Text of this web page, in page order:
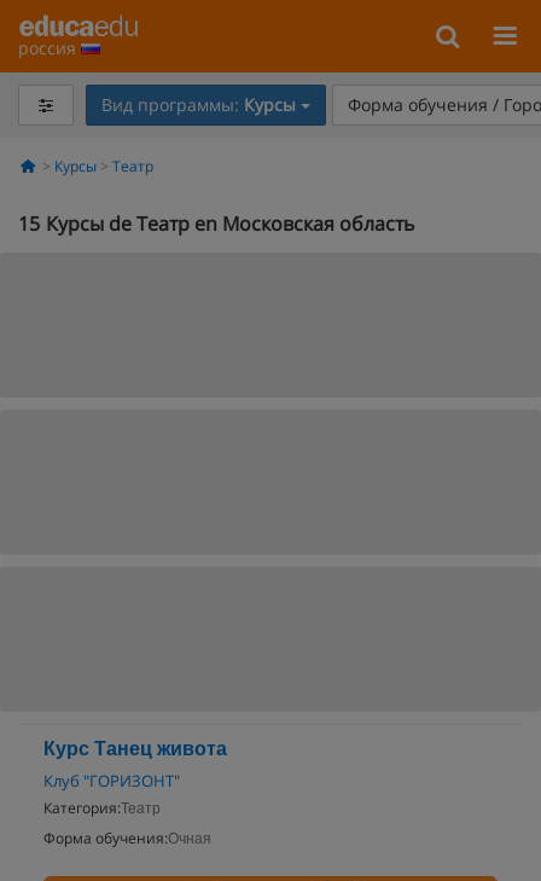
россия
Вид программы: Курсы Форма обучения /
Курсы Театр
15 Курсы de Театр en Московская область
Курс Танец живота
Клуб "ГОРИЗОНТ"
Категория:Театр
Форма обучения:Очная